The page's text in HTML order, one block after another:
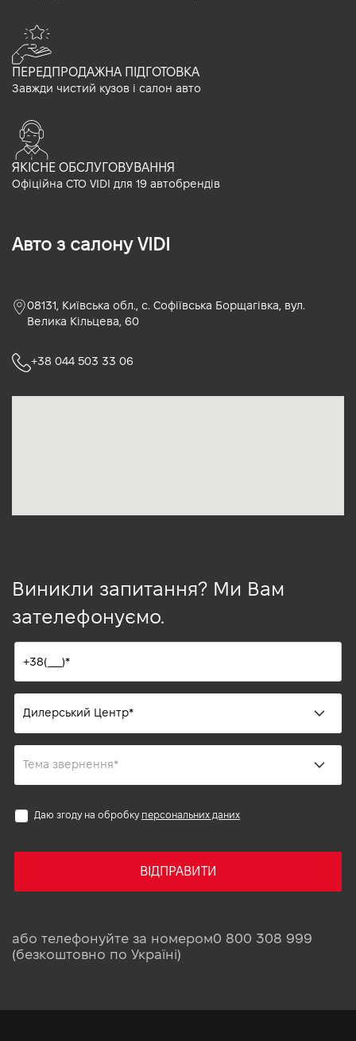
ПЕРЕДПРОДАЖНА ПІДГОТОВКА
Завжди чистий кузов і салон авто
ЯКІСНЕ ОБСЛУГОВУВАННЯ
Офіційна СТО VIDI для 19 автобрендів
Авто з салону VIDI
08131, Київська обл., с. Софіївська Борщагівка, вул.
Велика Кільцева, 60
+38 044 503 33 06
Виникли запитання? Ми Вам
зателефонуємо.
Даю згоду на обробку персональних даних
ВІДПРАВИТИ
або телефонуйте за номером0 800 308 999
(безкоштовно по Україні)